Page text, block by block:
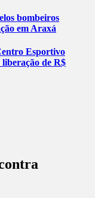
bombeiros
em Araxá
Esportivo
de R$